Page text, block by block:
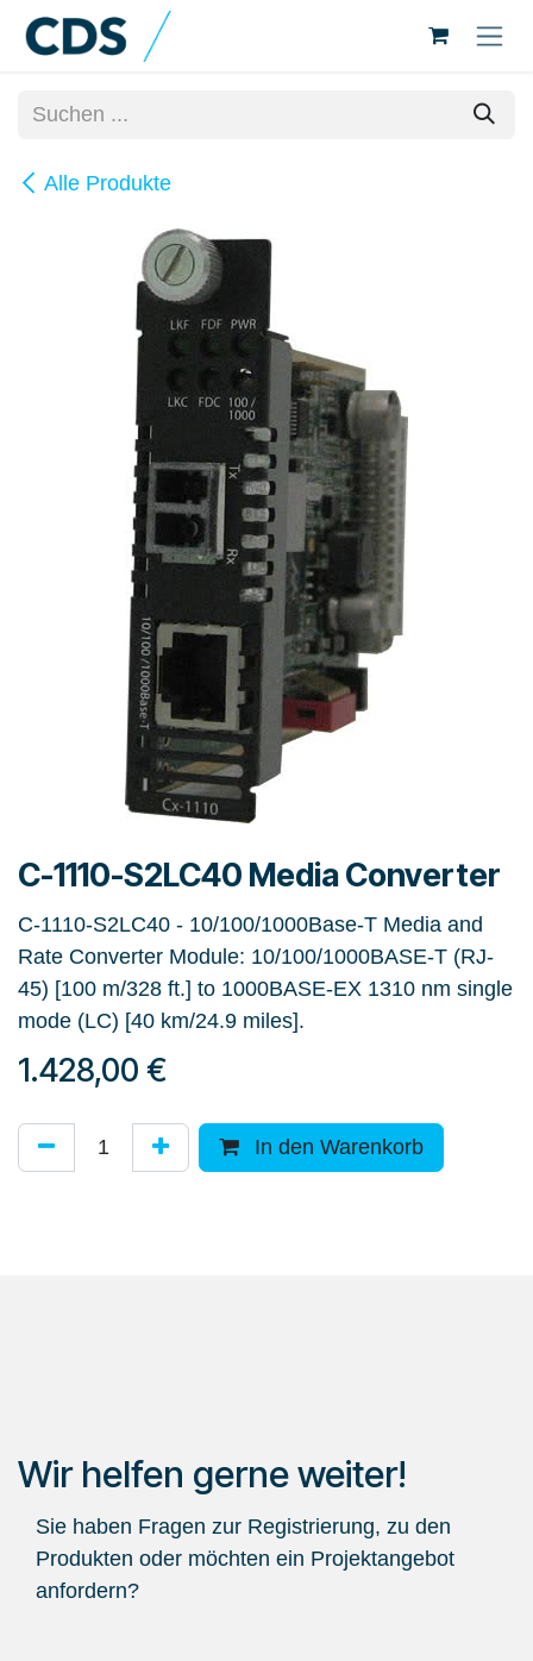
Zum Inhalt springen
Alle Produkte
C-1110-S2LC40 Media Converter
C-1110-S2LC40 - 10/100/1000Base-T Media and
Rate Converter Module: 10/100/1000BASE-T (RJ-
45) [100 m/328 ft.] to 1000BASE-EX 1310 nm single
mode (LC) [40 km/24.9 miles].
1.428,00 €
In den Warenkorb
Wir helfen gerne weiter!
Sie haben Fragen zur Registrierung, zu den
Produkten oder möchten ein Projektangebot
anfordern?